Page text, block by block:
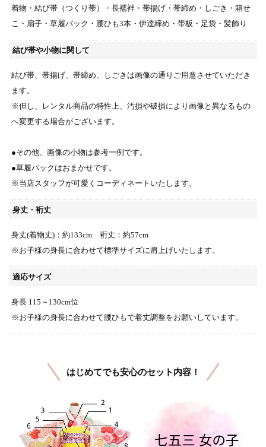
着物・結び帯（つくり帯）・長襦袢・帯揚げ・帯締め・しごき・箱せ
こ・扇子・草履バック・腰ひも3本・伊達締め・帯板・足袋・髪飾り
結び帯や小物に関して
結び帯、帯揚げ、帯締め、しごきは画像の通りご用意させていただき
ます。
※但し、レンタル商品の特性上、汚損や破損により画像と異なるもの
へ変更する場合がございます。
●その他、画像の小物は参考一例です。
●草履バックはおまかせです。
※当店スタッフが可愛くコーディネートいたします。
身丈・裄丈
身丈(着物丈)：約133cm 裄丈：約57cm
※お子様の身長に合わせて標準サイズに肩上げいたします。
適応サイズ
身長 115～130cm位
※お子様の身長に合わせて腰ひもで着丈調整をお願いしています。
はじめてでも安心のセット内容！